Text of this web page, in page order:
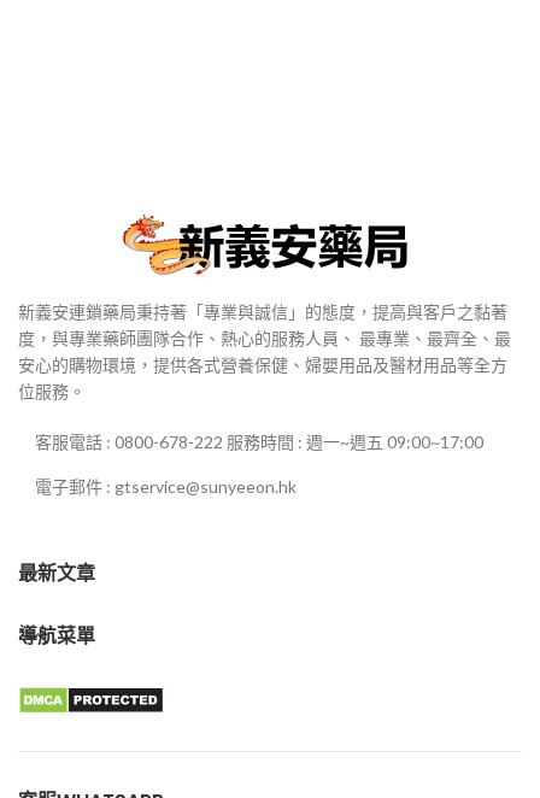
新義安連鎖藥局秉持著「專業與誠信」的態度，提高與客戶之黏著
度，與專業藥師團隊合作、熱心的服務人員、 最專業、最齊全、最
安心的購物環境，提供各式營養保健、婦嬰用品及醫材用品等全方
位服務。
客服電話 : 0800-678-222 服務時間 : 週一~週五 09:00~17:00
電子郵件 : gtservice@sunyeeon.hk
最新文章
導航菜單